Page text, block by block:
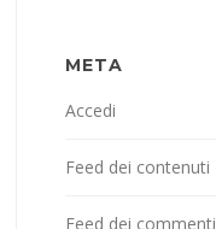
META
Accedi
Feed dei contenuti
Feed dei commenti